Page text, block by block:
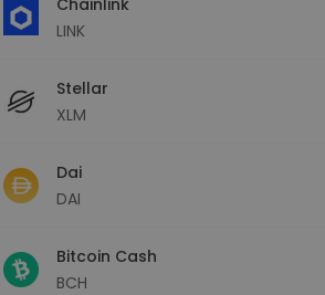
LINK
Stellar
XLM
Dai
DAI
Bitcoin Cash
BCH